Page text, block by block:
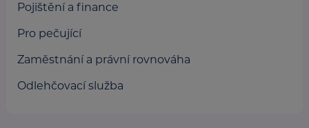
Pojištění a finance
Pro pečující
Zaměstnání a právní rovnováha
Odlehčovací služba